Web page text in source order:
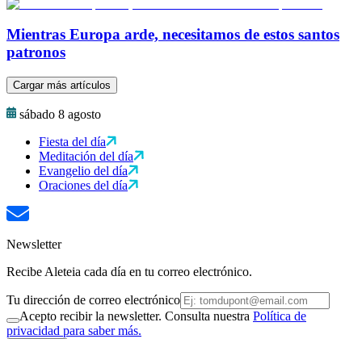
Mientras Europa arde, necesitamos de estos santos
patronos
Cargar más artículos
sábado 8 agosto
Fiesta del día
Meditación del día
Evangelio del día
Oraciones del día
Newsletter
Recibe Aleteia cada día en tu correo electrónico.
Tu dirección de correo electrónico
Acepto recibir la newsletter. Consulta nuestra Política de
privacidad para saber más.